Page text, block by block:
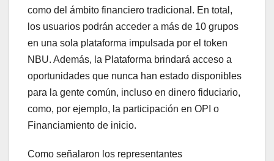
como del ámbito financiero tradicional. En total,
los usuarios podrán acceder a más de 10 grupos
en una sola plataforma impulsada por el token
NBU. Además, la Plataforma brindará acceso a
oportunidades que nunca han estado disponibles
para la gente común, incluso en dinero fiduciario,
como, por ejemplo, la participación en OPI o
Financiamiento de inicio.
Como señalaron los representantes